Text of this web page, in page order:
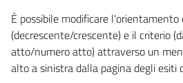
È possibile modificare
(decrescente/crescente) e il criterio
atto/numero atto) attraverso un
alto a sinistra dalla pagina degli esiti